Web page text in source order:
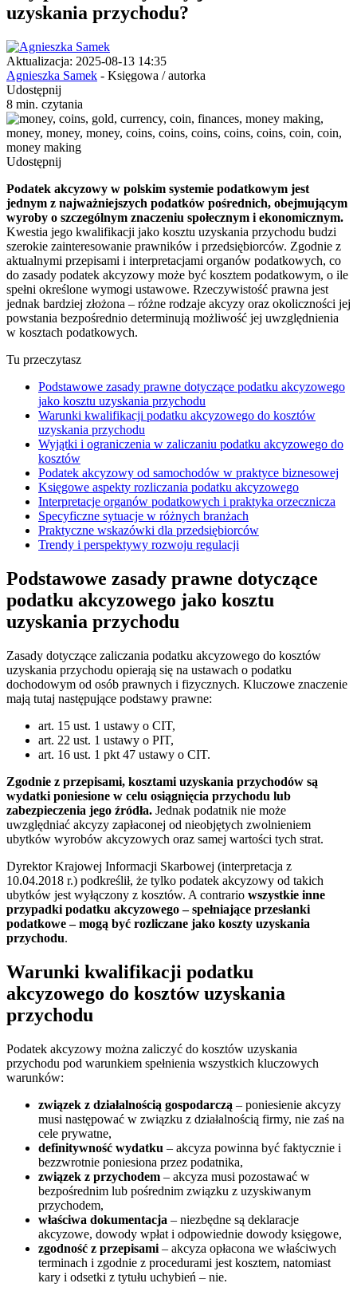
uzyskania przychodu?
Aktualizacja: 2025-08-13 14:35
Agnieszka Samek - Księgowa / autorka
Udostępnij
8 min. czytania
Udostępnij
Podatek akcyzowy w polskim systemie podatkowym jest
jednym z najważniejszych podatków pośrednich, obejmującym
wyroby o szczególnym znaczeniu społecznym i ekonomicznym.
Kwestia jego kwalifikacji jako kosztu uzyskania przychodu budzi
szerokie zainteresowanie prawników i przedsiębiorców. Zgodnie z
aktualnymi przepisami i interpretacjami organów podatkowych, co
do zasady podatek akcyzowy może być kosztem podatkowym, o ile
spełni określone wymogi ustawowe. Rzeczywistość prawna jest
jednak bardziej złożona – różne rodzaje akcyzy oraz okoliczności jej
powstania bezpośrednio determinują możliwość jej uwzględnienia
w kosztach podatkowych.
Tu przeczytasz
Podstawowe zasady prawne dotyczące podatku akcyzowego
jako kosztu uzyskania przychodu
Warunki kwalifikacji podatku akcyzowego do kosztów
uzyskania przychodu
Wyjątki i ograniczenia w zaliczaniu podatku akcyzowego do
kosztów
Podatek akcyzowy od samochodów w praktyce biznesowej
Księgowe aspekty rozliczania podatku akcyzowego
Interpretacje organów podatkowych i praktyka orzecznicza
Specyficzne sytuacje w różnych branżach
Praktyczne wskazówki dla przedsiębiorców
Trendy i perspektywy rozwoju regulacji
Podstawowe zasady prawne dotyczące
podatku akcyzowego jako kosztu
uzyskania przychodu
Zasady dotyczące zaliczania podatku akcyzowego do kosztów
uzyskania przychodu opierają się na ustawach o podatku
dochodowym od osób prawnych i fizycznych. Kluczowe znaczenie
mają tutaj następujące podstawy prawne:
art. 15 ust. 1 ustawy o CIT,
art. 22 ust. 1 ustawy o PIT,
art. 16 ust. 1 pkt 47 ustawy o CIT.
Zgodnie z przepisami, kosztami uzyskania przychodów są
wydatki poniesione w celu osiągnięcia przychodu lub
zabezpieczenia jego źródła. Jednak podatnik nie może
uwzględniać akcyzy zapłaconej od nieobjętych zwolnieniem
ubytków wyrobów akcyzowych oraz samej wartości tych strat.
Dyrektor Krajowej Informacji Skarbowej (interpretacja z
10.04.2018 r.) podkreślił, że tylko podatek akcyzowy od takich
ubytków jest wyłączony z kosztów. A contrario wszystkie inne
przypadki podatku akcyzowego – spełniające przesłanki
podatkowe – mogą być rozliczane jako koszty uzyskania
przychodu.
Warunki kwalifikacji podatku
akcyzowego do kosztów uzyskania
przychodu
Podatek akcyzowy można zaliczyć do kosztów uzyskania
przychodu pod warunkiem spełnienia wszystkich kluczowych
warunków:
związek z działalnością gospodarczą – poniesienie akcyzy
musi następować w związku z działalnością firmy, nie zaś na
cele prywatne,
definitywność wydatku – akcyza powinna być faktycznie i
bezzwrotnie poniesiona przez podatnika,
związek z przychodem – akcyza musi pozostawać w
bezpośrednim lub pośrednim związku z uzyskiwanym
przychodem,
właściwa dokumentacja – niezbędne są deklaracje
akcyzowe, dowody wpłat i odpowiednie dowody księgowe,
zgodność z przepisami – akcyza opłacona we właściwych
terminach i zgodnie z procedurami jest kosztem, natomiast
kary i odsetki z tytułu uchybień – nie.